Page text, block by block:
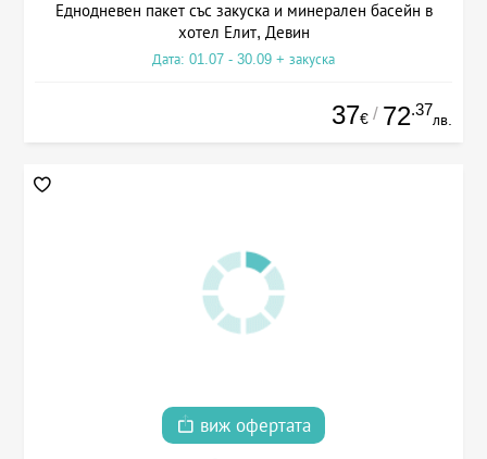
Еднодневен пакет със закуска и минерален басейн в
хотел Елит, Девин
Дата: 01.07 - 30.09 + закуска
37€ / 72.37
лв.
виж офертата